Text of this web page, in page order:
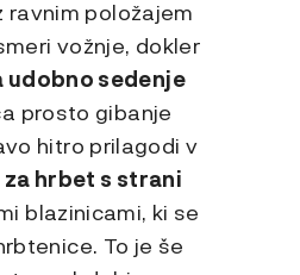
ravnim položajem
vožnje, dokler
sedenje
prosto gibanje
hitro prilagodi v
hrbet s strani
blazinicami, ki se
To je še